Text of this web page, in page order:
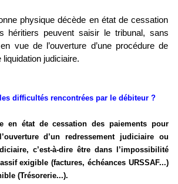
physique décède en état de cessation
héritiers peuvent saisir le tribunal, sans
vue de l’ouverture d’une procédure de
judiciaire.
difficultés rencontrées par le débiteur ?
en état de cessation des paiements pour
d’un redressement judiciaire ou
c’est-à-dire être dans l’impossibilité
exigible (factures, échéances URSSAF...)
(Trésorerie...).